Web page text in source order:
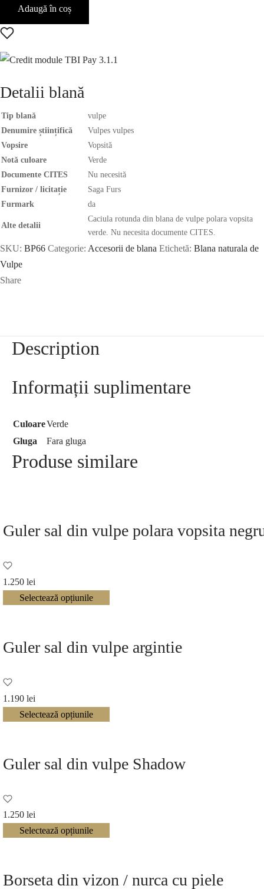
Adaugă în coș
Detalii blană
Tip blană
vulpe
Denumire științifică
Vulpes vulpes
Vopsire
Vopsită
Notă culoare
Verde
Documente CITES
Nu necesită
Furnizor / licitație
Saga Furs
Furmark
da
Alte detalii
Caciula rotunda din blana de vulpe polara vopsita
verde. Nu necesita documente CITES.
SKU: BP66 Categorie: Accesorii de blana Etichetă: Blana naturala de
Vulpe
Share
Description
Informații suplimentare
CuloareVerde
Gluga
Fara gluga
Produse similare
Guler sal din vulpe polara vopsita
1.250 lei
Selectează opțiunile
Guler sal din vulpe argintie
1.190 lei
Selectează opțiunile
Guler sal din vulpe Shadow
1.250 lei
Selectează opțiunile
Borseta din vizon / nurca cu piele